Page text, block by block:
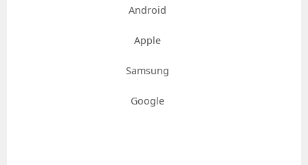
Android
Apple
Samsung
Google